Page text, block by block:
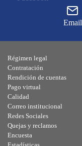
Email
Régimen legal
Contratación
Rendición de cuentas
Pago virtual
Calidad
Correo institucional
Redes Sociales
Quejas y reclamos
Encuesta